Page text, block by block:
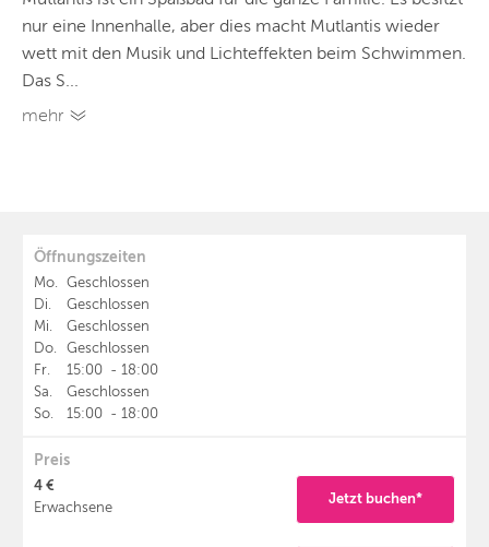
nur eine Innenhalle, aber dies macht Mutlantis wieder
wett mit den Musik und Lichteffekten beim Schwimmen.
Das S...
mehr
Öffnungszeiten
Mo.
Geschlossen
Di.
Geschlossen
Mi.
Geschlossen
Do.
Geschlossen
Fr.
15:00 - 18:00
Sa.
Geschlossen
So.
15:00 - 18:00
Preis
4 €
Erwachsene
Jetzt buchen*